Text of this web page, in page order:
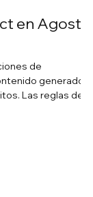
en Agosto
de
generado
Las reglas de